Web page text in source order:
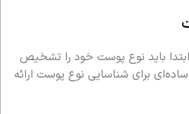
ابتدا باید نوع پوست خود را تشخیص
برای شناسایی نوع پوست ارائه